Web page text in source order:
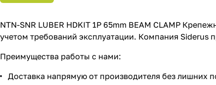
NTN-SNR LUBER HDKIT 1P 65mm BEAM CLAMP
учетом требований эксплуатации. Компания
Преимущества работы с нами:
Доставка напрямую от производителя без лишних